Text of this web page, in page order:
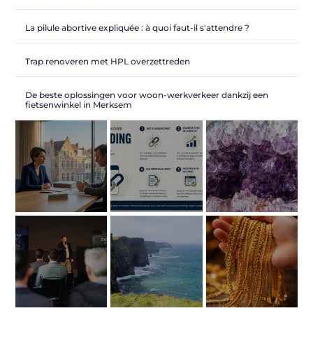
La pilule abortive expliquée : à quoi faut-il s'attendre ?
Trap renoveren met HPL overzettreden
De beste oplossingen voor woon-werkverkeer dankzij een
fietsenwinkel in Merksem